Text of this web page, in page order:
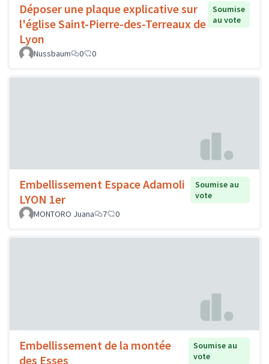
Déposer une plaque explicative sur
l'église Saint-Pierre-des-Terreaux de
Lyon
Soumise
au vote
Nussbaum 0 0
Embellissement Espace Adamoli
LYON 1er
Soumise au
vote
MONTORO Juana
7 0
Embellissement de la montée
des Esses
Soumise au
vote